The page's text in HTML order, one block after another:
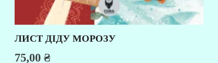
ЛИСТ ДІДУ МОРОЗУ
75,00 ₴